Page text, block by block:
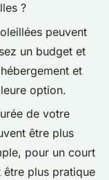
?
peuvent
un budget et
et
option.
de votre
être plus
pour un court
être plus pratique